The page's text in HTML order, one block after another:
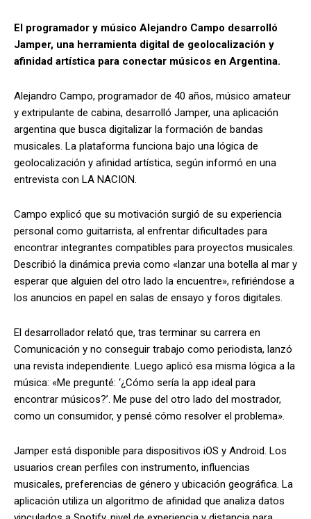
El programador y músico Alejandro Campo desarrolló
Jamper, una herramienta digital de geolocalización y
afinidad artística para conectar músicos en Argentina.
Alejandro Campo, programador de 40 años, músico amateur
y extripulante de cabina, desarrolló Jamper, una aplicación
argentina que busca digitalizar la formación de bandas
musicales. La plataforma funciona bajo una lógica de
geolocalización y afinidad artística, según informó en una
entrevista con LA NACION.
Campo explicó que su motivación surgió de su experiencia
personal como guitarrista, al enfrentar dificultades para
encontrar integrantes compatibles para proyectos musicales.
Describió la dinámica previa como «lanzar una botella al mar y
esperar que alguien del otro lado la encuentre», refiriéndose a
los anuncios en papel en salas de ensayo y foros digitales.
El desarrollador relató que, tras terminar su carrera en
Comunicación y no conseguir trabajo como periodista, lanzó
una revista independiente. Luego aplicó esa misma lógica a la
música: «Me pregunté: ‘¿Cómo sería la app ideal para
encontrar músicos?’. Me puse del otro lado del mostrador,
como un consumidor, y pensé cómo resolver el problema».
Jamper está disponible para dispositivos iOS y Android. Los
usuarios crean perfiles con instrumento, influencias
musicales, preferencias de género y ubicación geográfica. La
aplicación utiliza un algoritmo de afinidad que analiza datos